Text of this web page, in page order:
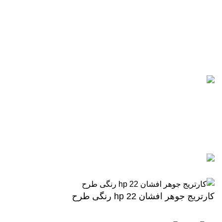
کارتریج جوهر افشان hp 22 رنگی طرح